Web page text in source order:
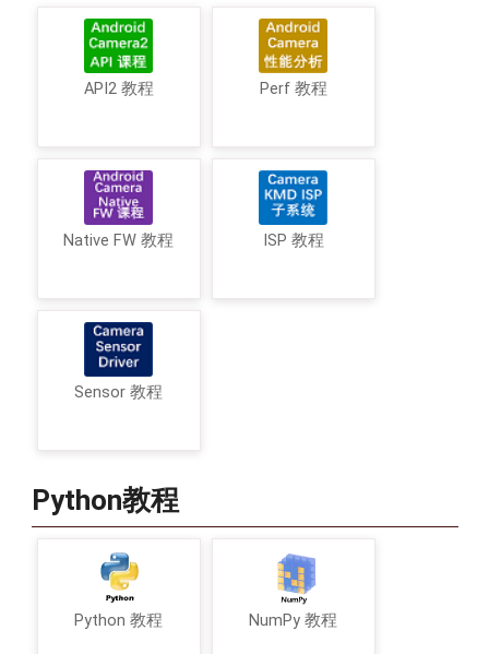
API2 教程 Perf 教程
Native FW 教程 ISP 教程
Sensor 教程
Python教程
Python 教程 NumPy 教程